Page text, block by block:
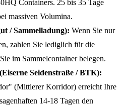
Containers. 25 bis 35 Tage
massiven Volumina.
/ Sammelladung): Wenn Sie nur
zahlen Sie lediglich für die
im Sammelcontainer belegen.
Seidenstraße / BTK):
(Mittlerer Korridor) erreicht Ihre
14-18 Tagen den